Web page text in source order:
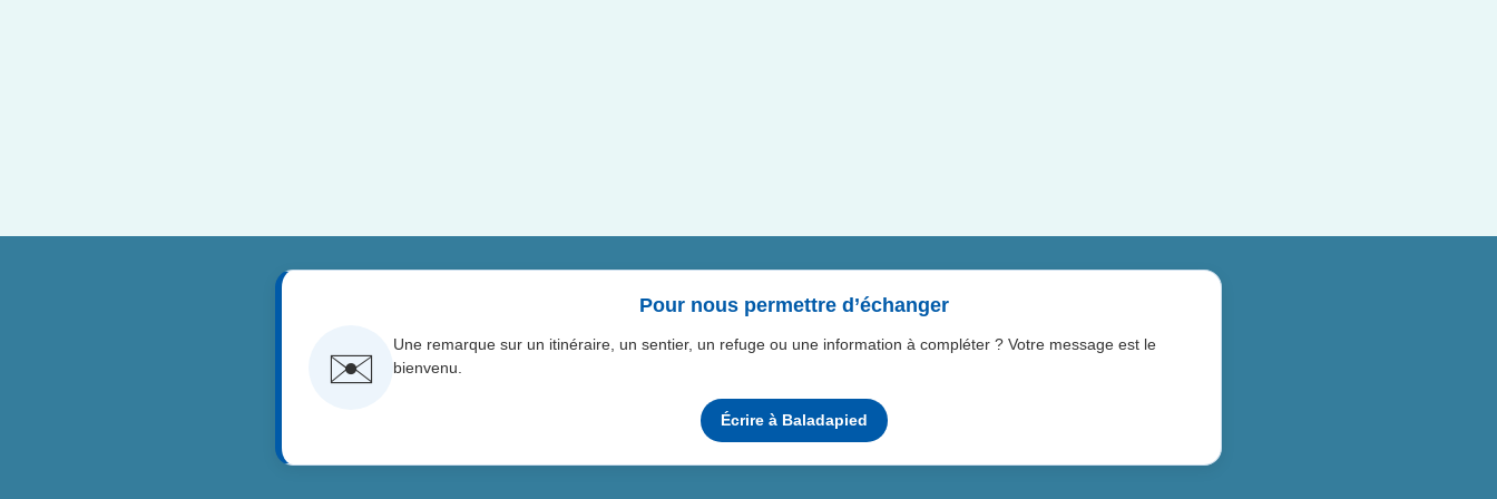
✉️
Pour nous permettre d’échanger
Une remarque sur un itinéraire, un sentier, un refuge ou une information à compléter ? Votre message est le
bienvenu.
Écrire à Baladapied